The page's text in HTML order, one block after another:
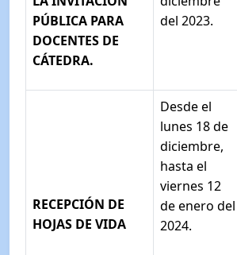
PÚBLICA PARA
DOCENTES DE
CÁTEDRA.
del 2023.
RECEPCIÓN DE
HOJAS DE VIDA
Desde el
lunes 18 de
diciembre,
hasta el
viernes 12
de enero del
2024.